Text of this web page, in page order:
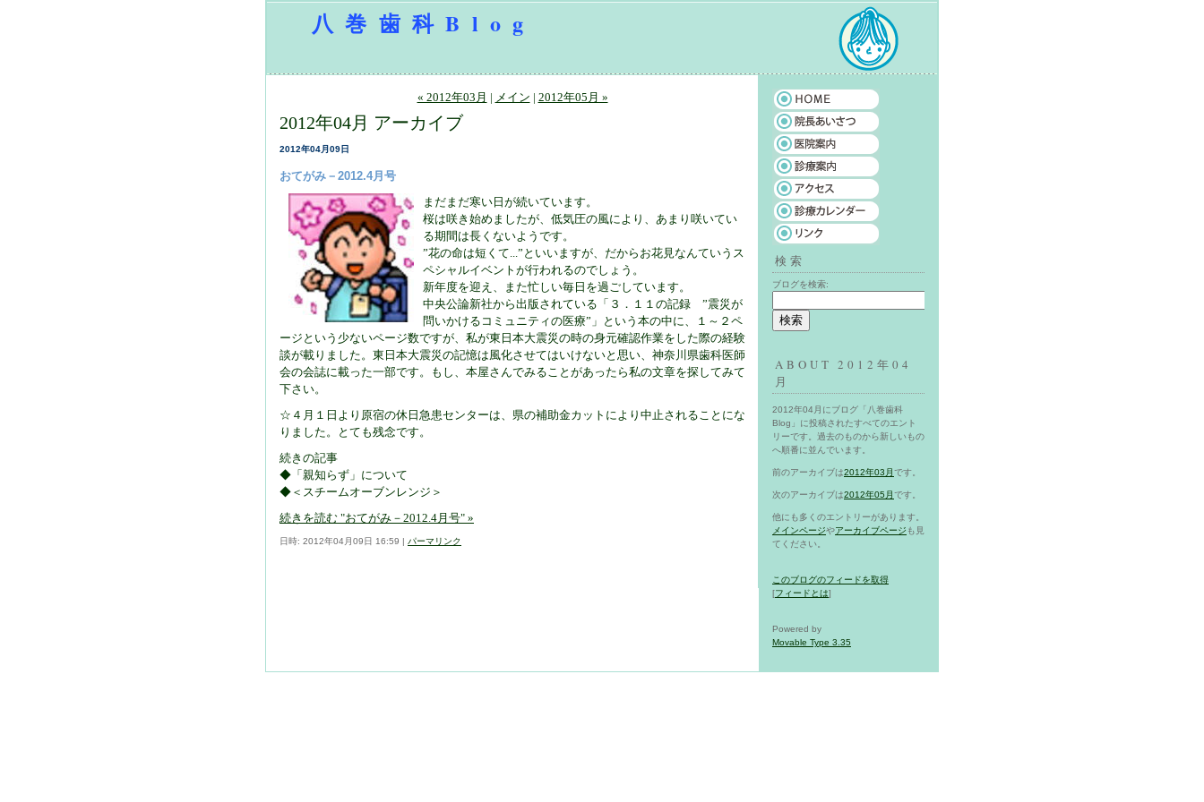
八巻歯科Blog
« 2012年03月 | メイン | 2012年05月 »
2012年04月 アーカイブ
2012年04月09日
おてがみ－2012.4月号
まだまだ寒い日が続いています。
桜は咲き始めましたが、低気圧の風により、あまり咲いてい
る期間は長くないようです。
”花の命は短くて...”といいますが、だからお花見なんていうス
ペシャルイベントが行われるのでしょう。
新年度を迎え、また忙しい毎日を過ごしています。
中央公論新社から出版されている「３．１１の記録 ”震災が
問いかけるコミュニティの医療”」という本の中に、１～２ペ
ージという少ないページ数ですが、私が東日本大震災の時の身元確認作業をした際の経験
談が載りました。東日本大震災の記憶は風化させてはいけないと思い、神奈川県歯科医師
会の会誌に載った一部です。もし、本屋さんでみることがあったら私の文章を探してみて
下さい。
☆４月１日より原宿の休日急患センターは、県の補助金カットにより中止されることにな
りました。とても残念です。
続きの記事
◆「親知らず」について
◆＜スチームオーブンレンジ＞
続きを読む "おてがみ－2012.4月号" »
日時: 2012年04月09日 16:59 | パーマリンク
検索
ブログを検索:
ABOUT 2012年04
月
2012年04月にブログ「八巻歯科
Blog」に投稿されたすべてのエント
リーです。過去のものから新しいもの
へ順番に並んでいます。
前のアーカイブは2012年03月です。
次のアーカイブは2012年05月です。
他にも多くのエントリーがあります。
メインページやアーカイブページ も見
てください。
このブログのフィードを取得
[フィードとは]
Powered by
Movable Type 3.35